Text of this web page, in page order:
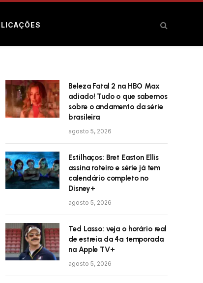
Beleza Fatal 2 na HBO Max
adiado! Tudo o que sabemos
sobre o andamento da série
brasileira
agosto 5, 2026
Estilhaços: Bret Easton Ellis
assina roteiro e série já tem
calendário completo no
Disney+
agosto 5, 2026
Ted Lasso: veja o horário real
de estreia da 4ª temporada
na Apple TV+
agosto 5, 2026